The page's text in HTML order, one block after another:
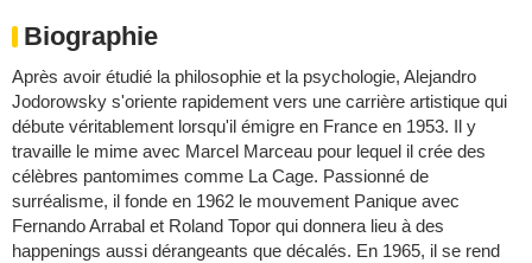
Biographie
Après avoir étudié la philosophie et la psychologie, Alejandro
Jodorowsky s'oriente rapidement vers une carrière artistique qui
débute véritablement lorsqu'il émigre en France en 1953. Il y
travaille le mime avec Marcel Marceau pour lequel il crée des
célèbres pantomimes comme La Cage. Passionné de
surréalisme, il fonde en 1962 le mouvement Panique avec
Fernando Arrabal et Roland Topor qui donnera lieu à des
happenings aussi dérangeants que décalés. En 1965, il se rend